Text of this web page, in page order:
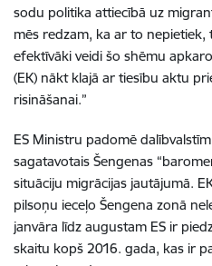
sodu politika attiecībā uz
mēs redzam, ka ar to nepietiek,
efektīvāki veidi šo shēmu
(EK) nākt klajā ar tiesību aktu
risināšanai.”
ES Ministru padomē
sagatavotais Šengenas
situāciju migrācijas jautājumā.
pilsoņu ieceļo Šengena zonā
janvāra līdz augustam ES ir
skaitu kopš 2016. gada, kas ir